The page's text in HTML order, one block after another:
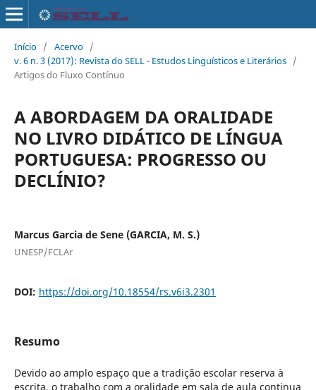
Início / Acervo /
v. 6 n. 3 (2017): Revista do SELL - Estudos Linguísticos e Literários /
Artigos do Fluxo Contínuo
A ABORDAGEM DA ORALIDADE
NO LIVRO DIDÁTICO DE LÍNGUA
PORTUGUESA: PROGRESSO OU
DECLÍNIO?
Marcus Garcia de Sene (GARCIA, M. S.)
UNESP/FCLAr
DOI: https://doi.org/10.18554/rs.v6i3.2301
Resumo
Devido ao amplo espaço que a tradição escolar reserva à
escrita, o trabalho com a oralidade em sala de aula continua